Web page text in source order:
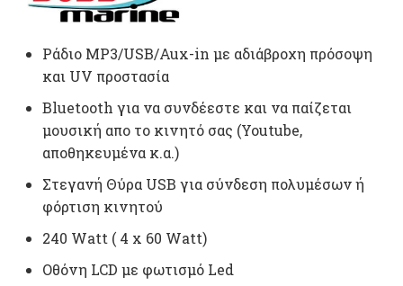
Ράδιο MP3/USB/Aux-in με αδιάβροχη πρόσοψη
και UV προστασία
Βluetooth για να συνδέεστε και να παίζεται
μουσική απο το κινητό σας (Youtube,
αποθηκευμένα κ.α.)
Στεγανή Θύρα USB για σύνδεση πολυμέσων ή
φόρτιση κινητού
240 Watt ( 4 x 60 Watt)
Οθόνη LCD με φωτισμό Led